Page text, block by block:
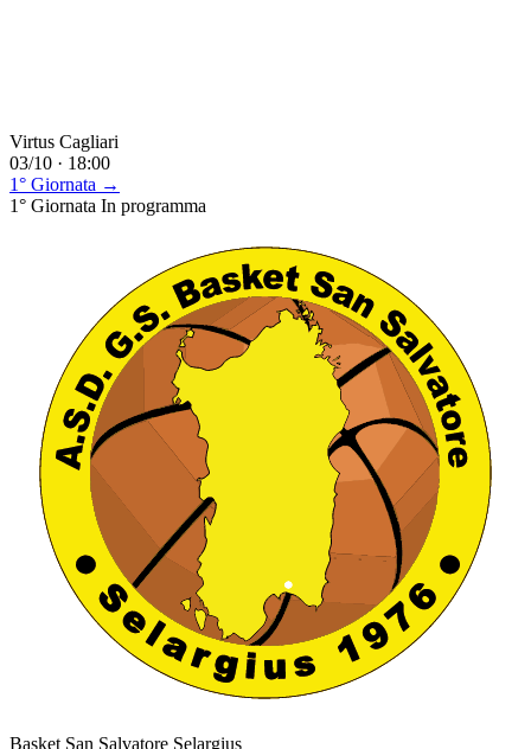
Virtus Cagliari
03/10 · 18:00
1° Giornata →
1° Giornata In programma
Basket San Salvatore Selargius